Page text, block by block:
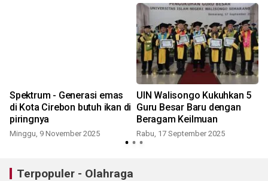
Spektrum - Generasi emas
di Kota Cirebon butuh ikan di
piringnya
Minggu, 9 November 2025
UIN Walisongo Kukuhkan 5
Guru Besar Baru dengan
Beragam Keilmuan
Rabu, 17 September 2025
Terpopuler - Olahraga